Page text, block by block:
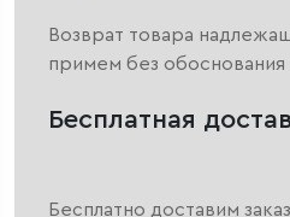
Возврат товара
примем без
Бесплатная
Бесплатно доставим